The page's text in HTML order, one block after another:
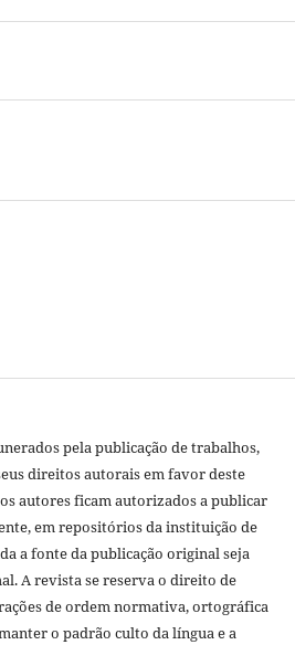
pela publicação de trabalhos,
direitos autorais em favor deste
autores ficam autorizados a publicar
em repositórios da instituição de
a fonte da publicação original seja
A revista se reserva o direito de
de ordem normativa, ortográfica
o padrão culto da língua e a